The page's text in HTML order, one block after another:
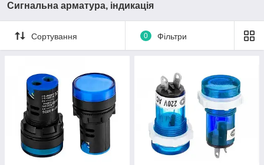
Сигнальна арматура, індикація
Сортування 0 Фільтри